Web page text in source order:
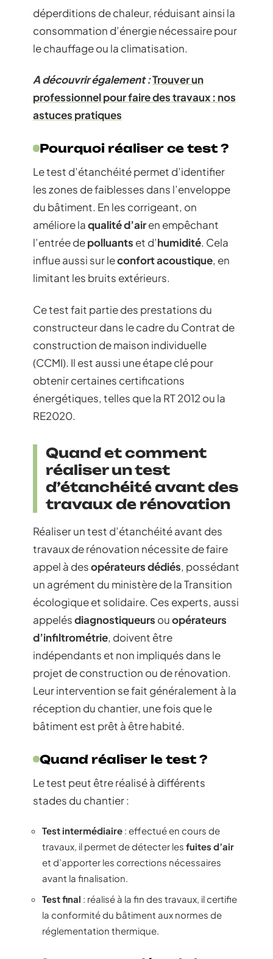
déperditions de chaleur, réduisant ainsi la
consommation d’énergie nécessaire pour
le chauffage ou la climatisation.
A découvrir également :Trouver un
professionnel pour faire des travaux : nos
astuces pratiques
Pourquoi réaliser ce test ?
Le test d’étanchéité permet d’identifier
les zones de faiblesses dans l’enveloppe
du bâtiment. En les corrigeant, on
améliore laqualité d’airen empêchant
l’entrée depolluants et d’humidité. Cela
influe aussi sur leconfort acoustique, en
limitant les bruits extérieurs.
Ce test fait partie des prestations du
constructeur dans le cadre du Contrat de
construction de maison individuelle
(CCMI). Il est aussi une étape clé pour
obtenir certaines certifications
énergétiques, telles que la RT 2012 ou la
RE2020.
Quand et comment
réaliser un test
d’étanchéité avant des
travaux de rénovation
Réaliser un test d’étanchéité avant des
travaux de rénovation nécessite de faire
appel à desopérateurs dédiés, possédant
un agrément du ministère de la Transition
écologique et solidaire. Ces experts, aussi
appelésdiagnostiqueurs ouopérateurs
d’infiltrométrie, doivent être
indépendants et non impliqués dans le
projet de construction ou de rénovation.
Leur intervention se fait généralement à la
réception du chantier, une fois que le
bâtiment est prêt à être habité.
Quand réaliser le test ?
Le test peut être réalisé à différents
stades du chantier :
Test intermédiaire : effectué en cours de
travaux, il permet de détecter les fuites d’air
et d’apporter les corrections nécessaires
avant la finalisation.
Test final : réalisé à la fin des travaux, il certifie
la conformité du bâtiment aux normes de
réglementation thermique.